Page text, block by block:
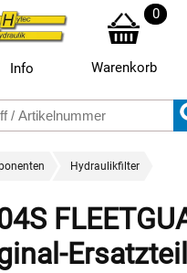
Info
0
Warenkorb
Hydraulikfilter
Ersatzteil